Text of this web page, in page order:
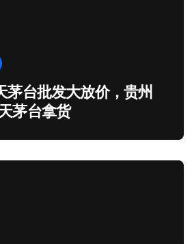
茅台批发大放价，贵州
茅台拿货